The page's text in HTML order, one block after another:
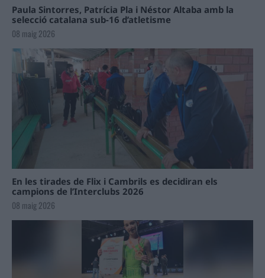
Paula Sintorres, Patrícia Pla i Néstor Altaba amb la
selecció catalana sub-16 d’atletisme
08 maig 2026
En les tirades de Flix i Cambrils es decidiran els
campions de l’Interclubs 2026
08 maig 2026